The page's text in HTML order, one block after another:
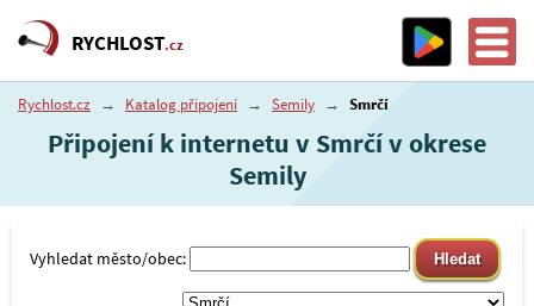
RYCHLOST.cz
Rychlost.cz → Katalog připojení → Semily → Smrčí
Připojení k internetu v Smrčí v okrese
Semily
Vyhledat město/obec: